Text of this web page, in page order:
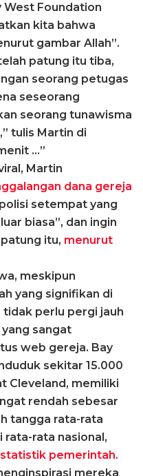
West Foundation
kita bahwa
gambar Allah”.
patung itu tiba,
seorang petugas
seseorang
seorang tunawisma
tulis Martin di
…”
Martin
dana gereja
setempat yang
biasa”, dan ingin
itu, menurut
meskipun
yang signifikan di
tidak perlu pergi jauh
sangat
web gereja. Bay
sekitar 15.000
Cleveland, memiliki
rendah sebesar
tangga rata-rata
rata nasional,
statistik pemerintah.
mereka